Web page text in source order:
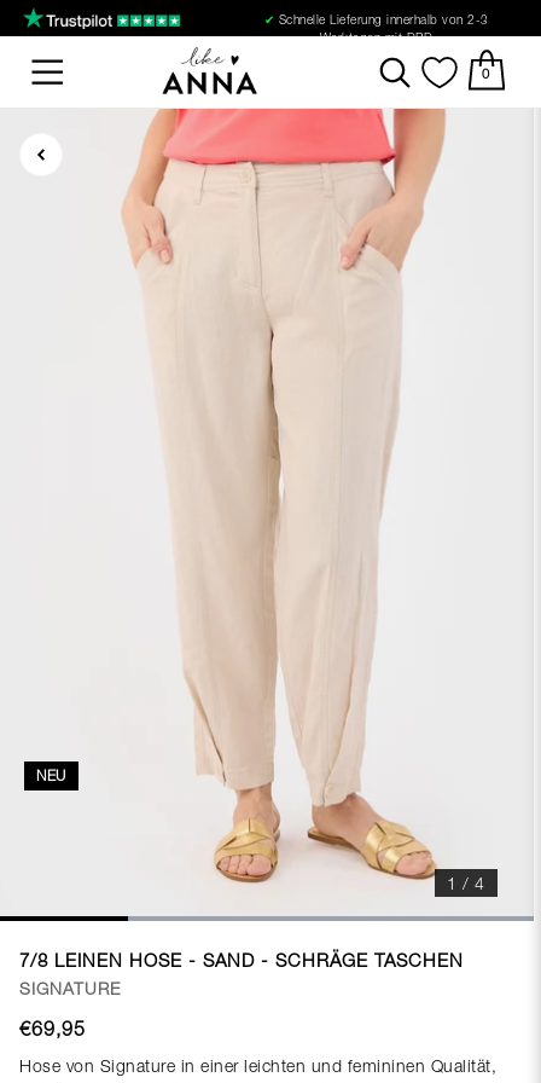
✔ Schnelle Lieferung innerhalb von 2-3
Werktagen mit DPD
0
1 / 4
7/8 LEINEN HOSE - SAND - SCHRÄGE TASCHEN
SIGNATURE
€69,95
Hose von Signature in einer leichten und femininen Qualität,
NEU